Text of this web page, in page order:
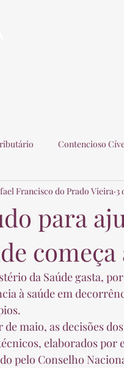
Contencioso
Advogados
para
Francisco do Prado Vieira 3
à saúde em
elaborados por
pelo Conselho